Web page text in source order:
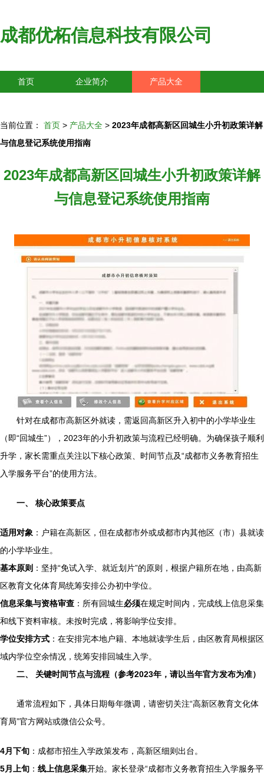
成都优柘信息科技有限公司
首页 企业简介 产品大全
当前位置： 首页 > 产品大全 > 2023年成都高新区回城生小升初政策详解
与信息登记系统使用指南
2023年成都高新区回城生小升初政策详解
与信息登记系统使用指南
针对在成都市高新区外就读，需返回高新区升入初中的小学毕业生
（即“回城生”），2023年的小升初政策与流程已经明确。为确保孩子顺利
升学，家长需重点关注以下核心政策、时间节点及“成都市义务教育招生
入学服务平台”的使用方法。
一、 核心政策要点
适用对象 ：户籍在高新区，但在成都市外或成都市内其他区（市）县就读
的小学毕业生。
基本原则 ：坚持“免试入学、就近划片”的原则，根据户籍所在地，由高新
区教育文化体育局统筹安排公办初中学位。
信息采集与资格审查 ：所有回城生必须在规定时间内，完成线上信息采集
和线下资料审核。未按时完成，将影响学位安排。
学位安排方式 ：在安排完本地户籍、本地就读学生后，由区教育局根据区
域内学位空余情况，统筹安排回城生入学。
二、 关键时间节点与流程（参考2023年，请以当年官方发布为准）
通常流程如下，具体日期每年微调，请密切关注“高新区教育文化体
育局”官方网站或微信公众号。
4月下旬 ：成都市招生入学政策发布，高新区细则出台。
5月上旬 ： 线上信息采集开始。家长登录“成都市义务教育招生入学服务平